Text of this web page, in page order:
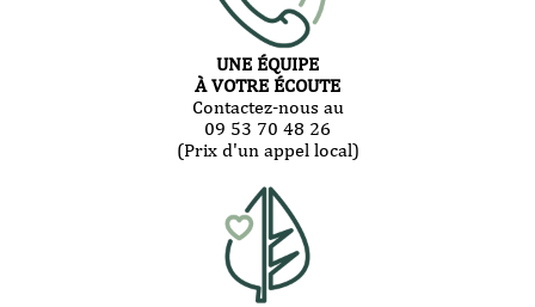
UNE ÉQUIPE
À VOTRE ÉCOUTE
Contactez-nous au
09 53 70 48 26
(Prix d'un appel local)